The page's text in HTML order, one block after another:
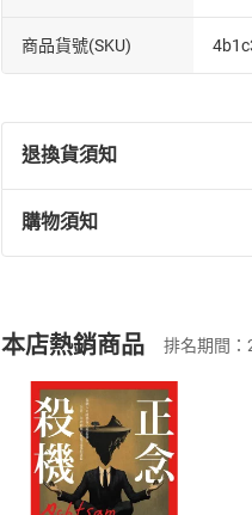
商品貨號(SKU)
退換貨須知
退換貨規定：
(一)依消費者保護法第
(二)消費者訂購本店
且已下載/存取電子書，
退貨方式：您欲取消訂
貨」，本店鋪將依您的
請注意，樂天市場須以
購物須知
挑選商品
Choose
購書後，如何開始
本店熱銷商品 排名期間